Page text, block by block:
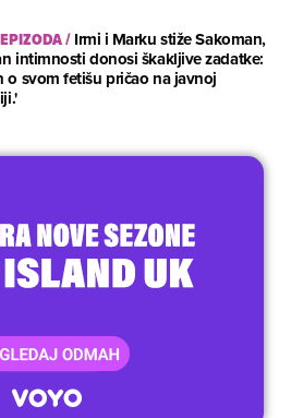
/Irmi i Marku stiže Sakoman,
intimnosti donosi škakljive zadatke:
o svom fetišu pričao na javnoj